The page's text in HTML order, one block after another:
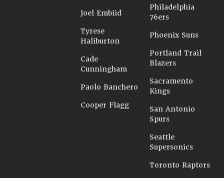
Joel Embiid
Tyrese
Haliburton
Cade
Cunningham
Paolo Banchero
Cooper Flagg
Philadelphia
76ers
Phoenix Suns
Portland Trail
Blazers
Sacramento
Kings
San Antonio
Spurs
Seattle
Supersonics
Toronto Raptors